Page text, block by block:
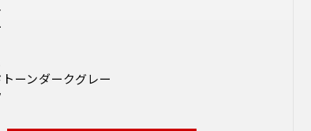
トーンダークグレー